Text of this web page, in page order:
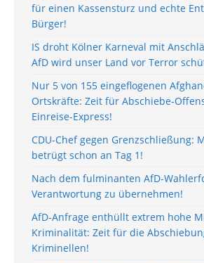
für einen Kassensturz und echte
Bürger!
IS droht Kölner Karneval mit
AfD wird unser Land vor Terror
Nur 5 von 155 eingeflogenen
Ortskräfte: Zeit für Abschiebe-
Einreise-Express!
CDU-Chef gegen Grenzschließung:
betrügt schon an Tag 1!
Nach dem fulminanten AfD-
Verantwortung zu übernehmen!
AfD-Anfrage enthüllt extrem hohe
Kriminalität: Zeit für die
Kriminellen!